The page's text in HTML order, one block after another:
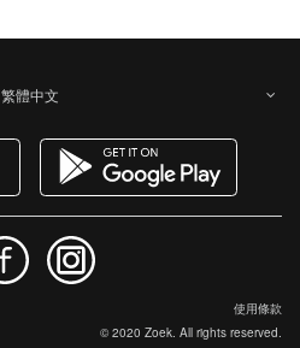
繁體中文
© 2020 Zoek. All rights reserved.
使用條款